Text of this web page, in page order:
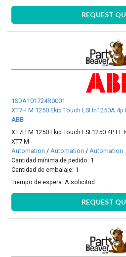
REQUEST
1SDA101724R0001
XT7H M 1250 Ekip Touch LSI In1250A 4p
ABB
XT7H M 1250 Ekip Touch LSI 1250 4P
XT7 M
Automation /Automation /Automation
Cantidad mínima de pedido: 1
Cantidad de embalaje: 1
Tiempo de espera:A solicitud
REQUEST